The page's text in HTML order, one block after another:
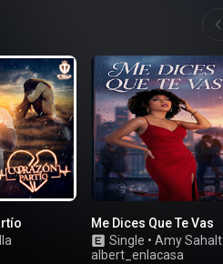
Me Dices Que Te Vas
Single • Amy Sahalt
albert_enlacasa